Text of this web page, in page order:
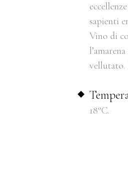
sapienti
Vino di
vellutato.
18°C.